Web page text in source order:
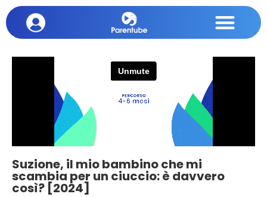
Suzione, il mio bambino che mi
scambia per un ciuccio: è davvero
così? [2024]